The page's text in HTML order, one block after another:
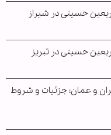
حسینی در شیراز
حسینی در تبریز
و عمان؛ جزئیات و شروط